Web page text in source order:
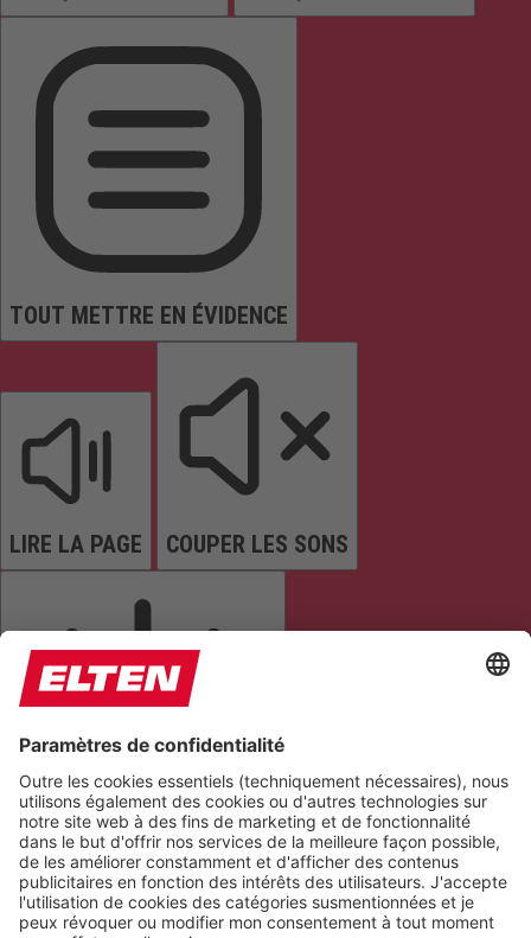
TOUT METTRE EN ÉVIDENCE
LIRE LA PAGE COUPER LES SONS
ARRÊTER LES ANIMATIONS
Réinitialiser les paramètres